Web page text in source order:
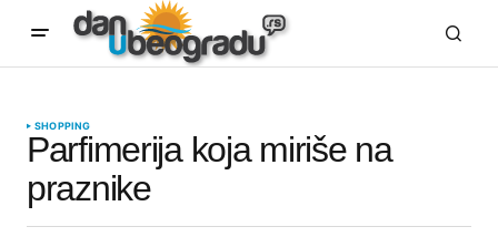
SHOPPING
Parfimerija koja miriše na
praznike